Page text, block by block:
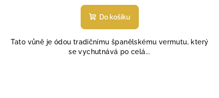
Do košíku
Tato vůně je ódou tradičnímu španělskému vermutu, který
se vychutnává po celá...